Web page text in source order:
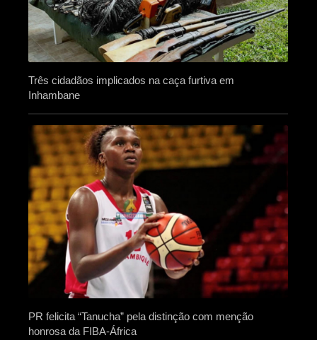
Três cidadãos implicados na caça furtiva em
Inhambane
PR felicita “Tanucha” pela distinção com menção
honrosa da FIBA-África